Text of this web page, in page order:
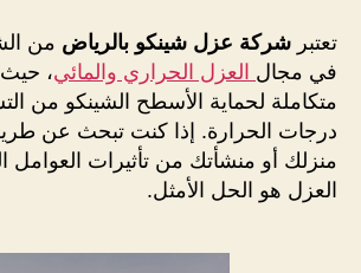
تعتبر شركة عزل شينكو بالرياض من
في مجال العزل الحراري والمائي، حيث
متكاملة لحماية الأسطح الشينكو من
درجات الحرارة. إذا كنت تبحث عن
منزلك أو منشأتك من تأثيرات العوامل
العزل هو الحل الأمثل.